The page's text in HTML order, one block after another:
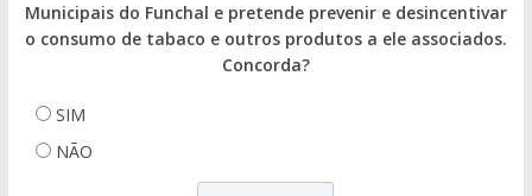
Municipais do Funchal e pretende prevenir e desincentivar
o consumo de tabaco e outros produtos a ele associados.
Concorda?
SIM
NÃO